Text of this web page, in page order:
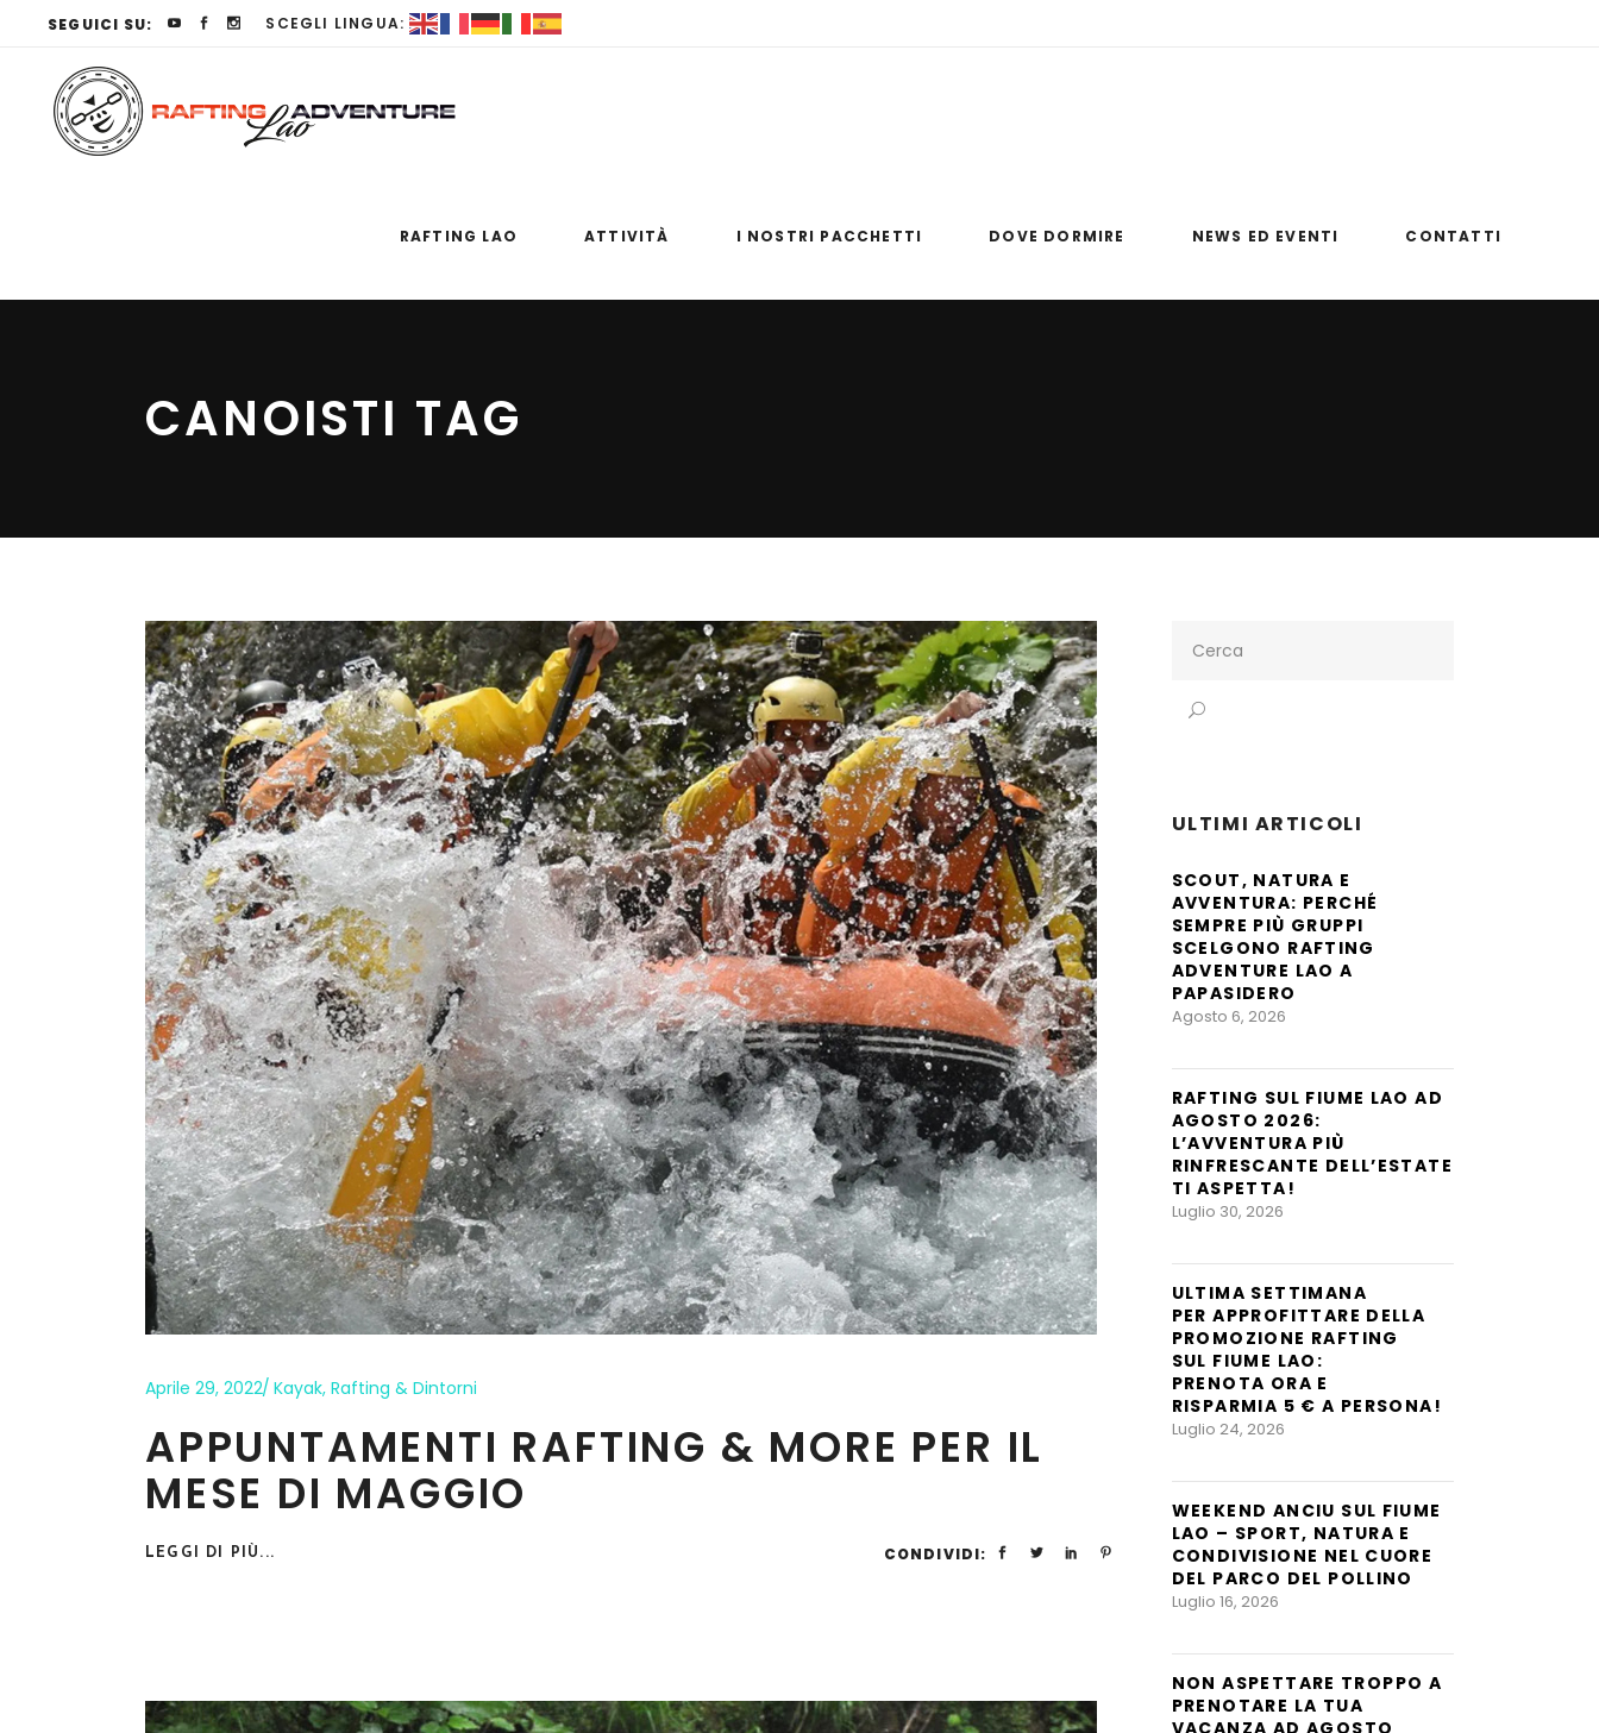
SEGUICI SU: SCEGLI LINGUA:
RAFTING LAO ATTIVITÀ I NOSTRI PACCHETTI DOVE DORMIRE NEWS ED EVENTI CONTATTI
CANOISTI TAG
Aprile 29, 2022 Kayak, Rafting & Dintorni
APPUNTAMENTI RAFTING & MORE PER IL
MESE DI MAGGIO
LEGGI DI PIÙ... CONDIVIDI:
for:
ULTIMI ARTICOLI
SCOUT, NATURA E
AVVENTURA: PERCHÉ
SEMPRE PIÙ GRUPPI
SCELGONO RAFTING
ADVENTURE LAO A
PAPASIDERO
Agosto 6, 2026
RAFTING SUL FIUME LAO AD
AGOSTO 2026:
L’AVVENTURA PIÙ
RINFRESCANTE DELL’ESTATE
TI ASPETTA!
Luglio 30, 2026
ULTIMA SETTIMANA
PER APPROFITTARE DELLA
PROMOZIONE RAFTING
SUL FIUME LAO:
PRENOTA ORA E
RISPARMIA 5 € A PERSONA!
Luglio 24, 2026
WEEKEND ANCIU SUL FIUME
LAO – SPORT, NATURA E
CONDIVISIONE NEL CUORE
DEL PARCO DEL POLLINO
Luglio 16, 2026
NON ASPETTARE TROPPO A
PRENOTARE LA TUA
VACANZA AD AGOSTO